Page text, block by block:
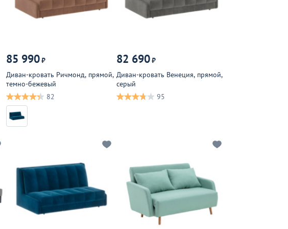
85 990₽
Диван-кровать Ричмонд, прямой,
темно-бежевый
82
82 690₽
Диван-кровать Венеция, прямой,
серый
95